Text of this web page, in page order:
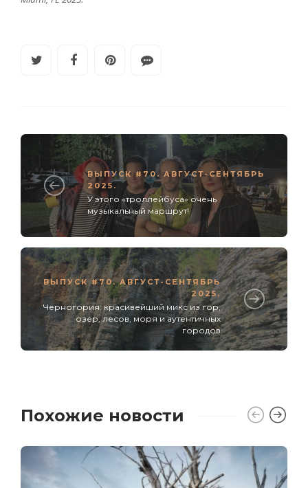
ВЫПУСК #70. АВГУСТ-СЕНТЯБРЬ
2025.
У этого «троллейбуса» очень
музыкальный маршрут!
ВЫПУСК #70. АВГУСТ-СЕНТЯБРЬ
2025.
Черногория: красивейший микс из гор,
озер, лесов, моря и аутентичных
городов
Похожие новости